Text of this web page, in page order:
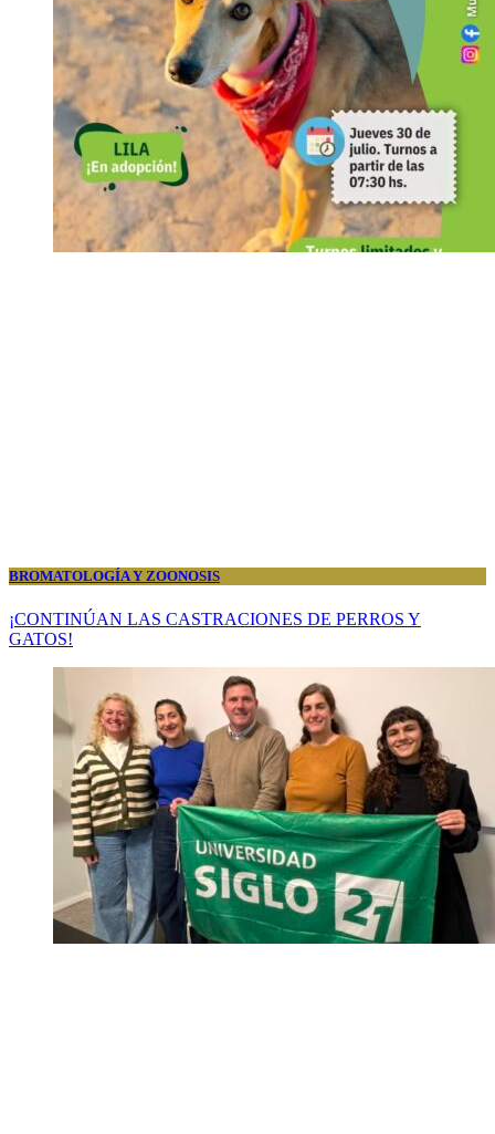
BROMATOLOGÍA Y ZOONOSIS
¡CONTINÚAN LAS CASTRACIONES DE PERROS Y
GATOS!